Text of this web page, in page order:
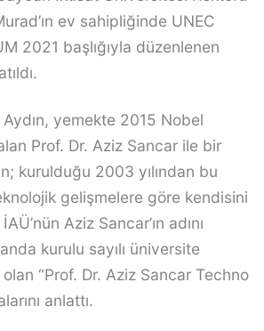
ev sahipliğinde UNEC
2021 başlığıyla düzenlenen
yemekte 2015 Nobel
Prof. Dr. Aziz Sancar ile bir
kurulduğu 2003 yılından bu
gelişmelere göre kendisini
Aziz Sancar’ın adını
kurulu sayılı üniversite
“Prof. Dr. Aziz Sancar Techno
anlattı.